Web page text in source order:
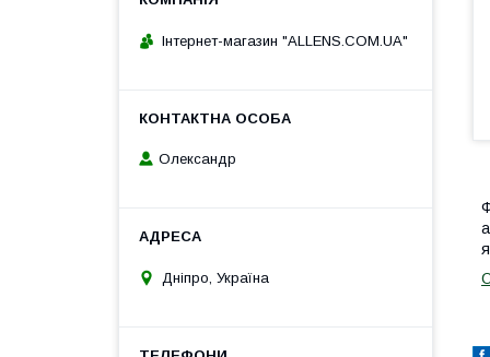
Інтернет-магазин "ALLENS.COM.UA"
Олександр
Дніпро, Україна